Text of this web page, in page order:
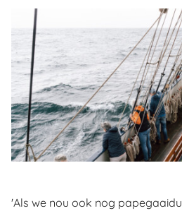
'Als we nou ook nog